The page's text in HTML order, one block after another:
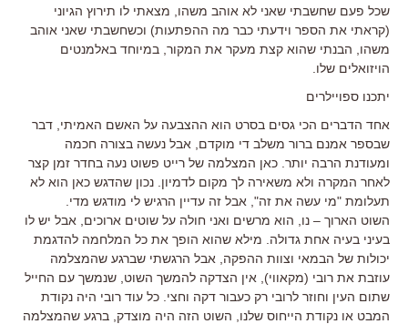
שכל פעם שחשבתי שאני לא אוהב משהו, מצאתי לו תירוץ הגיוני
(קראתי את הספר וידעתי כבר מה ההפתעות) וכשחשבתי שאני אוהב
משהו, הבנתי שהוא קצת מעקר את המקור, במיוחד באלמנטים
הויזואלים שלו.
יתכנו ספויילרים
אחד הדברים הכי גסים בסרט הוא ההצבעה על האשם האמיתי, דבר
שבספר אמנם ברור משלב די מוקדם, אבל נעשה בצורה חכמה
ומעודנת הרבה יותר. כאן המצלמה של רייט פשוט נעה בחדר זמן קצר
לאחר המקרה ולא משאירה לך מקום לדמיון. נכון שהדגש כאן הוא לא
תעלומת "מי עשה את זה", אבל זה עדיין הרגיש לי מודגש מדי.
השוט הארוך – נו, הוא מרשים ואני חולה על שוטים ארוכים, אבל יש לו
בעיני בעיה אחת גדולה. מילא שהוא הופך את כל המלחמה להדגמת
יכולות של הבמאי וצוות ההפקה, אבל הרגשתי שברגע שהמצלמה
עוזבת את רובי (מקאווי), אין הצדקה להמשך השוט, שנמשך עם החייל
שתום העין וחוזר לרובי רק כעבור דקה וחצי. כל עוד רובי היה נקודת
המבט או נקודת הייחוס שלנו, השוט הזה היה מוצדק, ברגע שהמצלמה